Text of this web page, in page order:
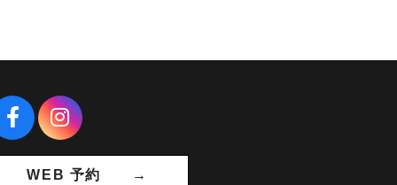
WEB 予約 →